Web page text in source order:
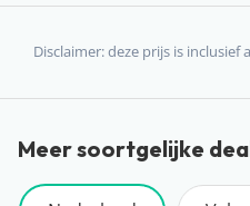
Disclaimer: deze prijs is inclusief
Meer soortgelijke